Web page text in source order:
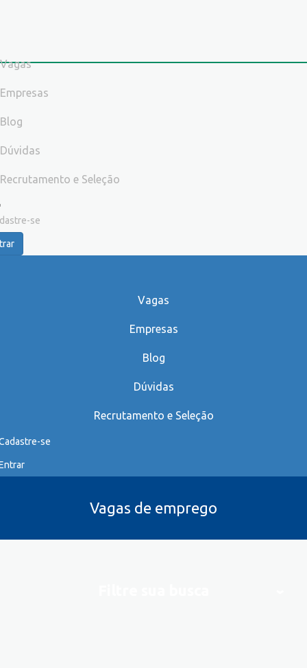
Vagas
Empresas
Blog
Dúvidas
Recrutamento e Seleção
se
Vagas
Empresas
Blog
Dúvidas
Recrutamento e Seleção
se
Vagas de emprego